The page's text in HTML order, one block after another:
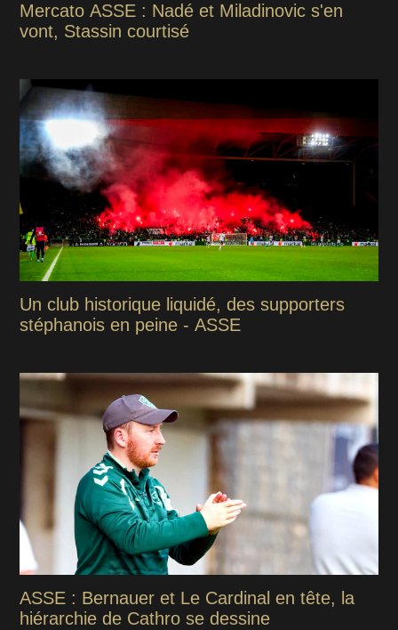
Mercato ASSE : Nadé et Miladinovic s'en
vont, Stassin courtisé
Un club historique liquidé, des supporters
stéphanois en peine - ASSE
ASSE : Bernauer et Le Cardinal en tête, la
hiérarchie de Cathro se dessine